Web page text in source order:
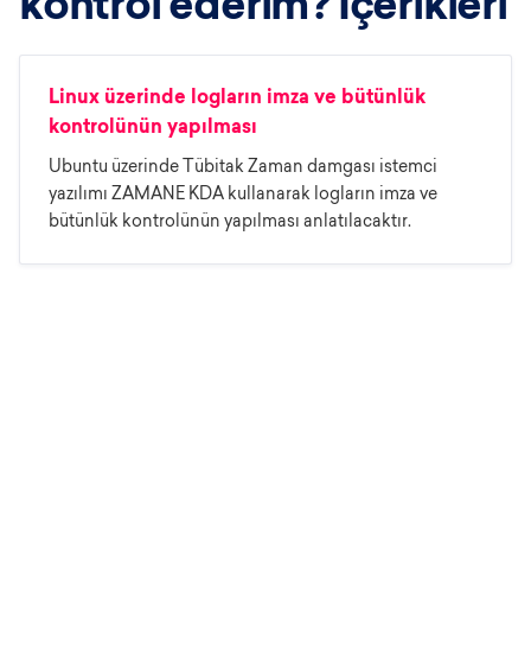
Linux üzerinde logların imza ve bütünlük
kontrolünün yapılması
Ubuntu üzerinde Tübitak Zaman damgası istemci
yazılımı ZAMANE KDA kullanarak logların imza ve
bütünlük kontrolünün yapılması anlatılacaktır.